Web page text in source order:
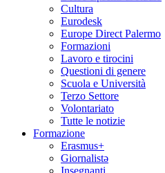
Cultura
Eurodesk
Europe Direct Palermo
Formazioni
Lavoro e tirocini
Questioni di genere
Scuola e Università
Terzo Settore
Volontariato
Tutte le notizie
Formazione
Erasmus+
Giornalistə
Insegnanti